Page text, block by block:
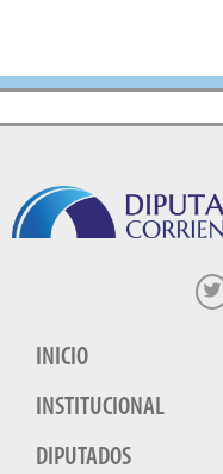
INICIO
INSTITUCIONAL
DIPUTADOS